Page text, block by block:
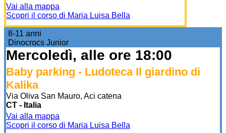
Vai alla mappa
Scopri il corso di Maria Luisa Bella
8-11 anni
Dinocrocs Junior
Mercoledì, alle ore 18:00
Baby parking - Ludoteca Il giardino di
Kalika
Via Oliva San Mauro, Aci catena
CT - Italia
Vai alla mappa
Scopri il corso di Maria Luisa Bella